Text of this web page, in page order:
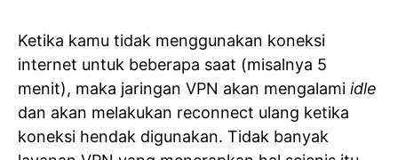
Ketika kamu tidak menggunakan koneksi
internet untuk beberapa saat (misalnya 5
menit), maka jaringan VPN akan mengalami idle
dan akan melakukan reconnect ulang ketika
koneksi hendak digunakan. Tidak banyak